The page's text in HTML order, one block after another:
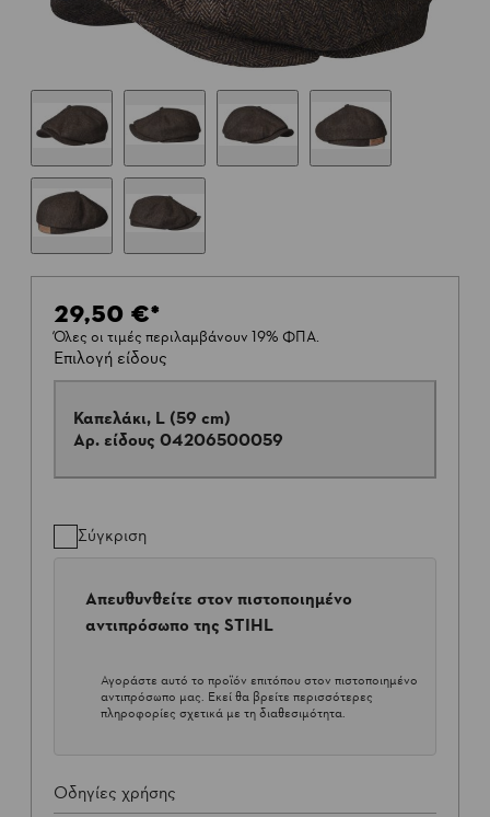
29,50 €*
Όλες οι τιμές περιλαμβάνουν 19% ΦΠΑ.
Επιλογή είδους
Καπελάκι, L (59 cm)
Αρ. είδους 04206500059
Σύγκριση
Απευθυνθείτε στον πιστοποιημένο
αντιπρόσωπο της STIHL
Αγοράστε αυτό το προϊόν επιτόπου στον πιστοποιημένο
αντιπρόσωπο μας. Εκεί θα βρείτε περισσότερες
πληροφορίες σχετικά με τη διαθεσιμότητα.
Οδηγίες χρήσης